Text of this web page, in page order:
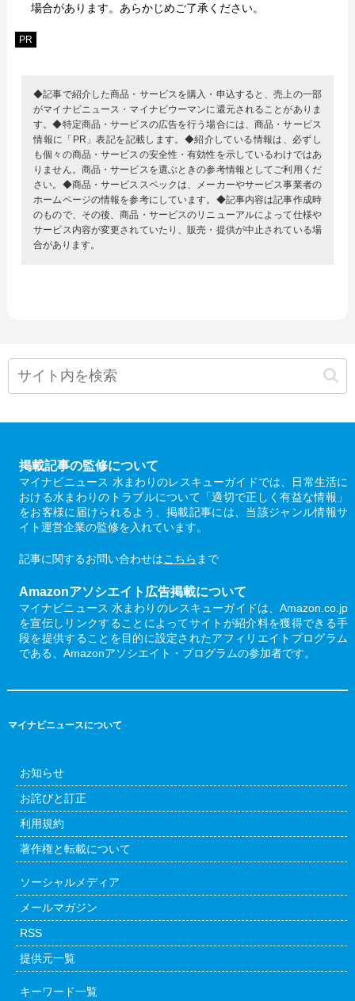
場合があります。あらかじめご了承ください。
PR
◆記事で紹介した商品・サービスを購入・申込すると、売上の一部
がマイナビニュース・マイナビウーマンに還元されることがありま
す。◆特定商品・サービスの広告を行う場合には、商品・サービス
情報に「PR」表記を記載します。◆紹介している情報は、必ずし
も個々の商品・サービスの安全性・有効性を示しているわけではあ
りません。商品・サービスを選ぶときの参考情報としてご利用くだ
さい。◆商品・サービススペックは、メーカーやサービス事業者の
ホームページの情報を参考にしています。◆記事内容は記事作成時
のもので、その後、商品・サービスのリニューアルによって仕様や
サービス内容が変更されていたり、販売・提供が中止されている場
合があります。
掲載記事の監修について
マイナビニュース 水まわりのレスキューガイドでは、日常生活に
おける水まわりのトラブルについて「適切で正しく有益な情報」
をお客様に届けられるよう、掲載記事には、当該ジャンル情報サ
イト運営企業の監修を入れています。
記事に関するお問い合わせはこちら まで
Amazonアソシエイト広告掲載について
マイナビニュース 水まわりのレスキューガイドは、Amazon.co.jp
を宣伝しリンクすることによってサイトが紹介料を獲得できる手
段を提供することを目的に設定されたアフィリエイトプログラム
である、Amazonアソシエイト・プログラムの参加者です。
マイナビニュースについて
お知らせ
お詫びと訂正
利用規約
著作権と転載について
ソーシャルメディア
メールマガジン
RSS
提供元一覧
キーワード一覧